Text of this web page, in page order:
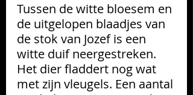
Tussen de witte bloesem en
de uitgelopen blaadjes van
de stok van Jozef is een
witte duif neergestreken.
Het dier fladdert nog wat
met zijn vleugels. Een aantal